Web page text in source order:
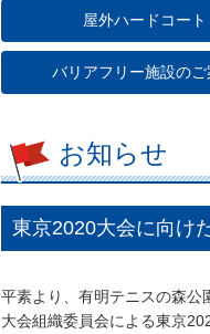
屋外ハードコート
バリアフリー施設のご
お知らせ
東京2020大会に向け
平素より、有明テニスの森公
大会組織委員会による東京